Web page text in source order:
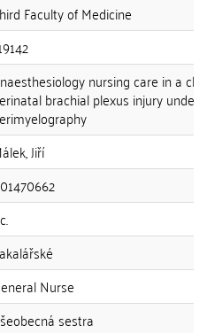
Faculty of Medicine
nursing care in a
brachial plexus injury
Jiří
Nurse
sestra